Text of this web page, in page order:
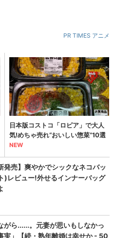
PR TIMES アニメ